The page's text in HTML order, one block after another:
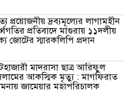
প্রয়োজনীয় দ্রব্যমূল্যের লাগামহীন
প্রতিবাদে মাগুরায় ১১দলীয়
জোটের স্মারকলিপি প্রদান
মাদরাসা ছাত্র আরিফুল
আকস্মিক মৃত্যু : মাগফিরাত
জামেয়ার মহাপরিচালক